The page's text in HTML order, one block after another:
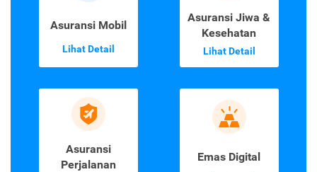
Asuransi Mobil
Lihat Detail
Asuransi Jiwa &
Kesehatan
Lihat Detail
Asuransi
Perjalanan
Emas Digital